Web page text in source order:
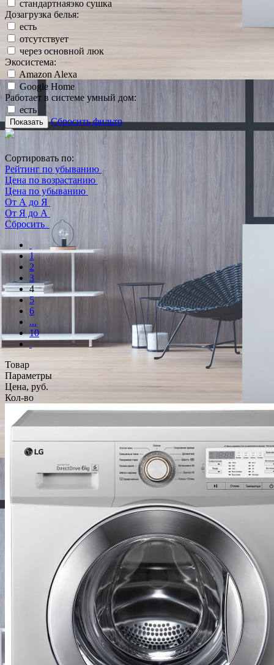
стандартнаяэко сушка
Дозагрузка белья:
есть
отсутствует
через основной люк
Экосистема:
Amazon Alexa
Google Home
Работает в системе умный дом:
есть
Показать Сбросить фильтр
Сортировать по:
Рейтинг по убыванию
Цена по возрастанию
Цена по убыванию
От А до Я
От Я до А
Сбросить
1
2
3
4
5
6
...
10
Товар
Параметры
Цена, руб.
Кол-во